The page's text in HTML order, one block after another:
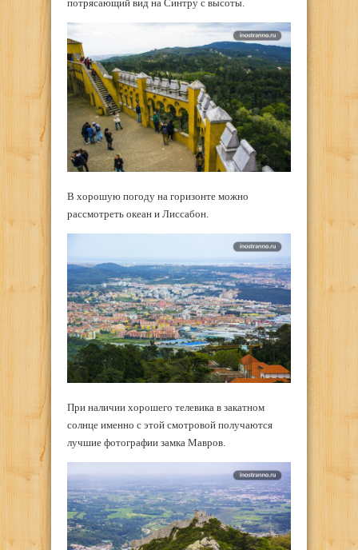
потрясающий вид на Синтру с высоты.
В хорошую погоду на горизонте можно
рассмотреть океан и Лиссабон.
При наличии хорошего телевика в закатном
солнце именно с этой смотровой получаются
лучшие фотографии замка Мавров.